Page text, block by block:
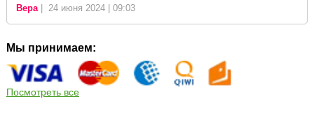
Вера| 24 июня 2024 | 09:03
Мы принимаем:
Посмотреть все